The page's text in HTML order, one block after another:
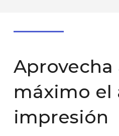
Aprovecha
máximo el
impresión